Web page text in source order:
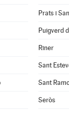
Prats i
Puigverd
Riner
Sant
Sant
Seròs